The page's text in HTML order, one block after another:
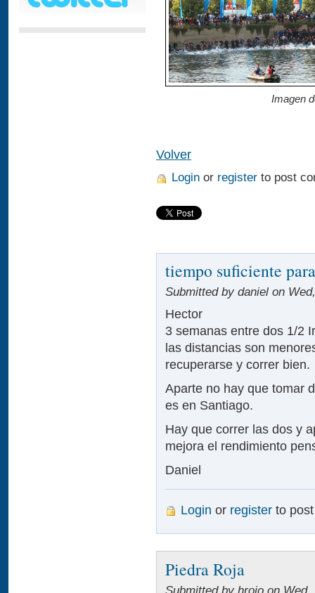
Imagen
Volver
Login or register to post
tiempo suficiente
Submitted by daniel on
Hector
3 semanas entre dos 1/2
las distancias son
recuperarse y correr bien.
Aparte no hay que tomar
es en Santiago.
Hay que correr las dos y
mejora el rendimiento
Daniel
Login or register to
Piedra Roja
Submitted by hrojo on